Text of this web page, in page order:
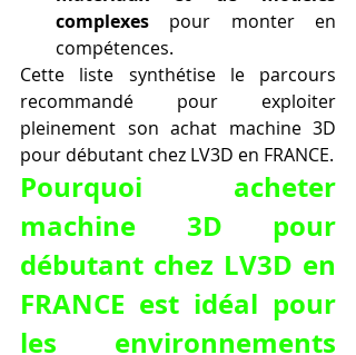
complexes pour monter en
compétences.
Cette liste synthétise le parcours
recommandé pour exploiter
pleinement son achat machine 3D
pour débutant chez LV3D en FRANCE.
Pourquoi acheter
machine 3D pour
débutant chez LV3D en
FRANCE est idéal pour
les environnements